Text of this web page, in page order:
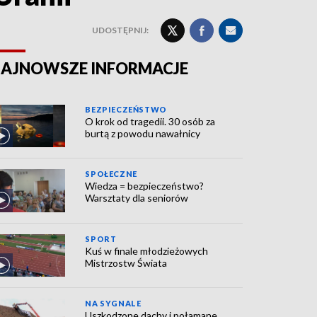
UDOSTĘPNIJ:
INFORMACJE
BEZPIECZEŃSTWO
O krok od tragedii. 30 osób za
burtą z powodu nawałnicy
SPOŁECZNE
Wiedza = bezpieczeństwo?
Warsztaty dla seniorów
SPORT
Kuś w finale młodzieżowych
Mistrzostw Świata
NA SYGNALE